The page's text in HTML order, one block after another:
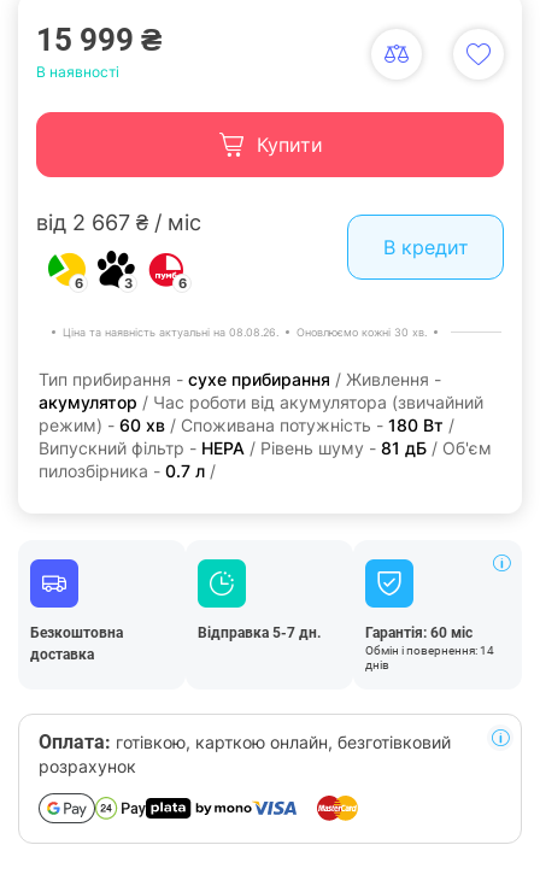
15 999 ₴
В наявності
Купити
від 2 667 ₴ / міс
6 3 6
В кредит
Ціна та наявність актуальні на 08.08.26. Оновлюємо кожні 30 хв.
Тип прибирання - сухе прибирання / Живлення -
акумулятор / Час роботи від акумулятора (звичайний
режим) - 60 хв / Споживана потужність - 180 Вт /
Випускний фільтр - HEPA / Рівень шуму - 81 дБ / Об'єм
пилозбірника - 0.7 л /
Безкоштовна
доставка
Відправка 5-7 дн. Гарантія: 60 міс
Обмін і повернення: 14
днів
Оплата: готівкою, карткою онлайн, безготівковий
розрахунок